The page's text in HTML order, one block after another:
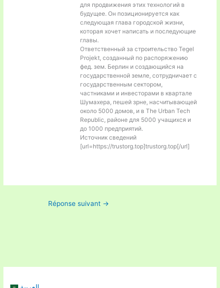
для продвижения этих технологий в
будущее. Он позиционируется как
следующая глава городской жизни,
которая хочет написать и последующие
главы.
Ответственный за строительство Tegel
Projekt, созданный по распоряжению
фед. зем. Берлин и создающийся на
государственной земле, сотрудничает с
государственным сектором,
частниками и инвесторами в квартале
Шумахера, пешей зрне, насчитывающей
около 5000 домов, и в The Urban Tech
Republic, районе для 5000 учащихся и
до 1000 предприятий.
Источник сведений
[url=https://trustorg.top]trustorg.top[/url]
Réponse suivant →